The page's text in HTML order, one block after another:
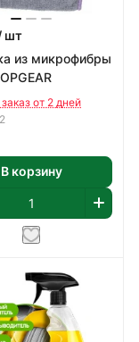
шт
из микрофибры
от 2 дней
В корзину